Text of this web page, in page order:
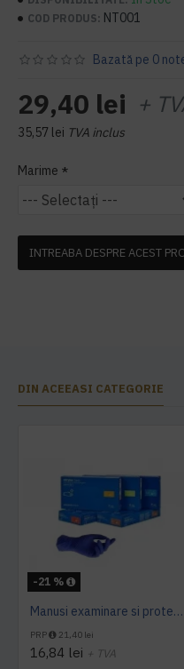
COD PRODUS: NT001
Bazată pe 0
29,40 lei +
35,57 lei TVA inclus
Marime
INTREABA DESPRE ACEST
DIN ACEEASI CATEGORIE
-21 %
Manusi examinare si protectie Nitrylex Basic, 100 buc/cutie
PRP 21,40 lei
16,84 lei + TVA